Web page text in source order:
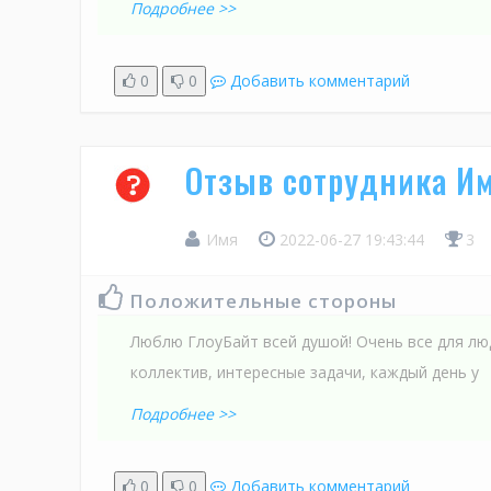
Подробнее >>
0 0 Добавить комментарий
Отзыв сотрудника
Имя 2022-06-27 19:43:44 3
Положительные стороны
Люблю ГлоуБайт всей душой! Очень все для
коллектив, интересные задачи, каждый день у
Подробнее >>
0 0 Добавить комментарий